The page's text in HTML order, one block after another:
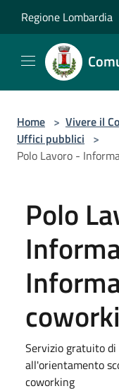
Regione Lombardia
Home > Vivere il
Uffici pubblici >
Polo Lavoro -
Polo
Servizio gratuito
all'orientamento
coworking